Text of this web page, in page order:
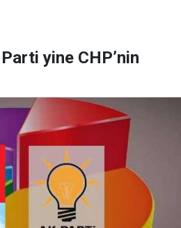
yine CHP’nin